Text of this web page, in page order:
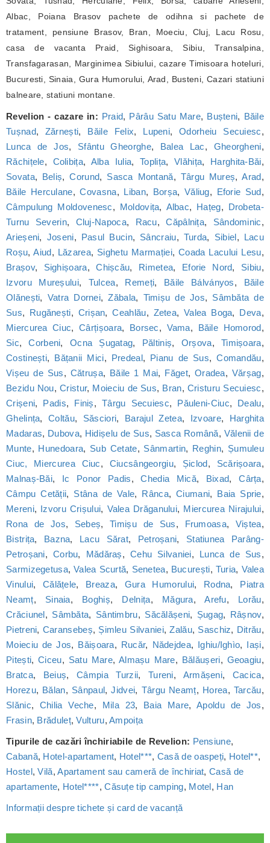
Albac, Poiana Brasov pachete de odihna si pachete de
tratament, pensiune Brasov, Bran, Moeciu, Cluj, Lacu Rosu,
casa de vacanta Praid, Sighisoara, Sibiu, Transalpina,
Transfagarasan, Marginimea Sibiului, cazare Timisoara hoteluri,
Bucuresti, Sinaia, Gura Humorului, Arad, Busteni, Cazari statiuni
balneare, statiuni montane.
Revelion - cazare in: Praid, Pârâu Satu Mare, Bușteni, Băile
Tușnad, Zărnești, Băile Felix, Lupeni,Odorheiu Secuiesc,
Lunca de Jos, Sfântu Gheorghe, Balea Lac, Gheorgheni,
Răchițele, Colibița, Alba Iulia,Toplița,Vlăhița, Harghita-Băi,
Sovata, Beliș,Corund, Sasca Montană, Târgu Mureș,Arad,
Băile Herculane,Covasna, Liban, Borșa, Văliug, Eforie Sud,
Câmpulung Moldovenesc, Moldovița, Albac, Hațeg, Drobeta-
Turnu Severin, Cluj-Napoca, Racu,Căpâlnița, Sândominic,
Arieșeni, Joseni, Pasul Bucin, Sâncraiu, Turda, Sibiel, Lacu
Roșu,Aiud, Lăzarea, Sighetu Marmației,Coada Lacului Lesu,
Brașov, Sighișoara,Chișcău, Rimetea, Eforie Nord, Sibiu,
Izvoru Mureșului, Tulcea, Remeți, Băile Bálványos, Băile
Olănești, Vatra Dornei,Zăbala, Timișu de Jos, Sâmbăta de
Sus, Rugănești, Crișan,Ceahlău, Zetea,Valea Boga, Deva,
Miercurea Ciuc,Cârțișoara, Borsec, Vama, Băile Homorod,
Sic,Corbeni, Ocna Șugatag, Păltiniș, Orșova, Timișoara,
Costinești, Bățanii Mici, Predeal, Pianu de Sus,Comandău,
Vișeu de Sus, Cătrușa, Băile 1 Mai, Făget, Oradea, Vărșag,
Bezidu Nou,Cristur, Moieciu de Sus, Bran, Cristuru Secuiesc,
Crișeni, Padis, Finiș,Târgu Secuiesc, Păuleni-Ciuc, Dealu,
Ghelința,Coltău, Săsciori, Barajul Zetea, Izvoare, Harghita
Madaras, Dubova, Hidișelu de Sus, Sasca Română, Vălenii de
Munte, Hunedoara, Sub Cetate, Sânmartin, Reghin, Șumuleu
Ciuc, Miercurea Ciuc, Ciucsângeorgiu, Șiclod, Scărișoara,
Malnaș-Băi, Ic Ponor Padis,Chedia Mică, Bixad,Cârța,
Câmpu Cetății, Stâna de Vale, Rânca,Ciumani, Baia Sprie,
Mereni, Izvoru Crișului, Valea Drăganului, Miercurea Nirajului,
Rona de Jos, Sebeș,Timișu de Sus, Frumoasa, Viștea,
Bistrița, Bazna, Lacu Sărat, Petroșani, Statiunea Parâng-
Petroșani, Corbu, Mădăraș, Cehu Silvaniei, Lunca de Sus,
Sarmizegetusa,Valea Scurtă, Senetea, București, Turia, Valea
Vinului, Călățele, Breaza, Gura Humorului, Rodna, Piatra
Neamț, Sinaia, Boghiș, Delnița, Măgura,Arefu, Lorău,
Crăciunel, Sâmbăta, Sântimbru, Săcălășeni, Șugag, Râșnov,
Pietreni, Caransebeș, Șimleu Silvaniei,Zalău, Saschiz, Ditrău,
Moieciu de Jos, Băișoara, Rucăr, Nădejdea, Ighiu/Ighìo, Iași,
Pitești,Ciceu, Satu Mare, Almașu Mare, Bălăușeri, Geoagiu,
Bratca, Beiuș, Câmpia Turzii, Tureni, Armășeni, Cacica,
Horezu, Bălan, Sânpaul,Jidvei, Târgu Neamț, Horea, Tarcău,
Slănic, Chilia Veche, Mila 23, Baia Mare,Apoldu de Jos,
Frasin, Brăduleț,Vulturu,Ampoița
Tipurile de cazări închiriabile de Revelion: Pensiune,
Cabană, Hotel-apartament, Hotel***, Casă de oaspeți, Hotel**,
Hostel,Vilă,Apartament sau cameră de închiriat,Casă de
apartamente, Hotel****,Căsuțe tip camping, Motel, Han
Informații despre tichete și card de vacanță